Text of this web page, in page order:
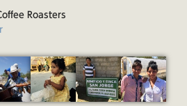
Roasters